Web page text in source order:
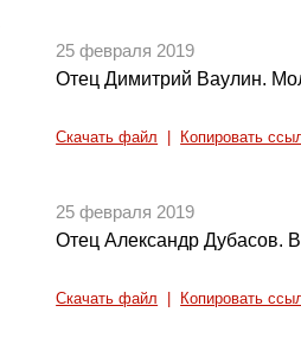
25 февраля 2019
Отец Димитрий Ваулин.
Скачать файл Копировать
25 февраля 2019
Отец Александр Дубасов.
Скачать файл Копировать